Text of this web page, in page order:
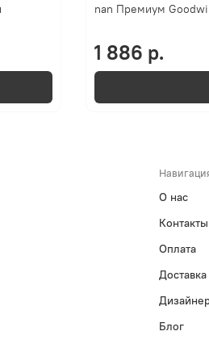
nan Премиум
1 886 р.
О нас
Контакты
Оплата
Доставка
Блог